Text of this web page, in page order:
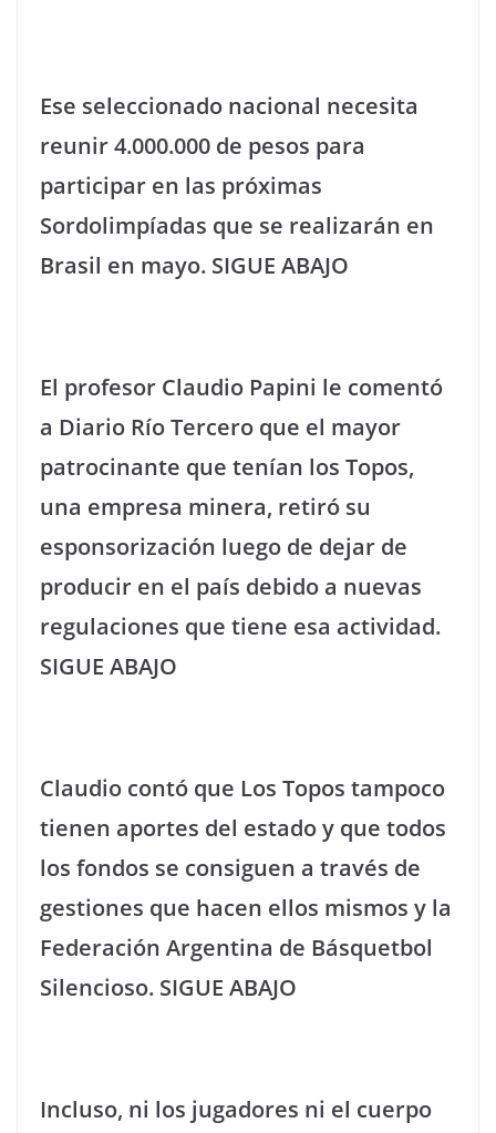
Ese seleccionado nacional necesita
reunir 4.000.000 de pesos para
participar en las próximas
Sordolimpíadas que se realizarán en
Brasil en mayo. SIGUE ABAJO
El profesor Claudio Papini le comentó
a Diario Río Tercero que el mayor
patrocinante que tenían los Topos,
una empresa minera, retiró su
esponsorización luego de dejar de
producir en el país debido a nuevas
regulaciones que tiene esa actividad.
SIGUE ABAJO
Claudio contó que Los Topos tampoco
tienen aportes del estado y que todos
los fondos se consiguen a través de
gestiones que hacen ellos mismos y la
Federación Argentina de Básquetbol
Silencioso. SIGUE ABAJO
Incluso, ni los jugadores ni el cuerpo